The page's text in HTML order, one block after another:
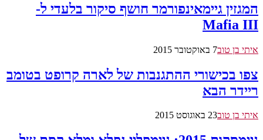
המגזין גיימאינפורמר חושף סיקור בלעדי ל-
Mafia III
איתי בן טוב7 באוקטובר 2015
צפו בכישורי ההתגנבות של לארה קרופט בטומב
ריידר הבא
איתי בן טוב23 באוגוסט 2015